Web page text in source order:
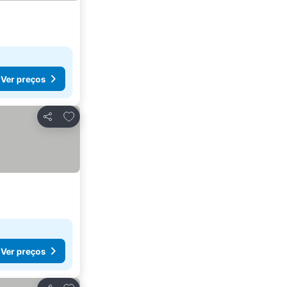
Ver preços
Partilhar
Adicionar aos favoritos
Ver preços